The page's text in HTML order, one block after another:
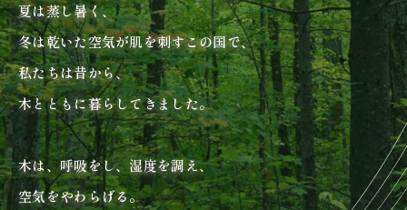
スタッフブログ ZEH普及目標
プライバシー
ポリシー
ソーシャルメディアポリ
シー
サイトマップ
MENU
夏は蒸し暑く、
冬は乾いた空気が肌を刺すこの国で、
私たちは昔から、
木とともに暮らしてきました。
木は、呼吸をし、湿度を調え、
空気をやわらげる。